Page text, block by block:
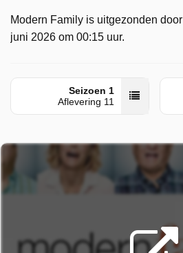
Modern Family is uitgezonden
juni 2026 om 00:15 uur.
Seizoen 1
Aflevering 11